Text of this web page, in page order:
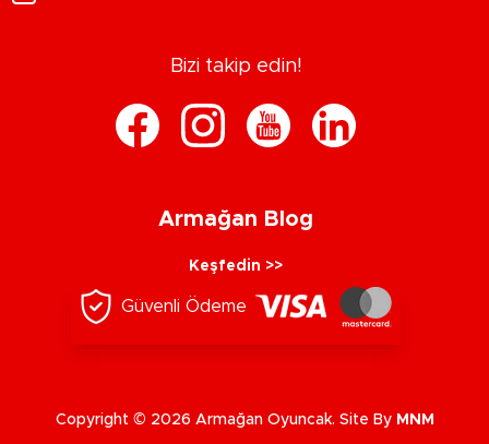
Bizi takip edin!
Armağan Blog
Keşfedin >>
Güvenli Ödeme
Copyright © 2026 Armağan Oyuncak. Site By MNM